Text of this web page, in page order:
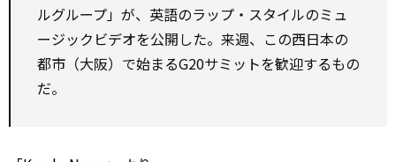
ルグループ」が、英語のラップ・スタイルのミュ
ージックビデオを公開した。来週、この西日本の
都市（大阪）で始まるG20サミットを歓迎するもの
だ。